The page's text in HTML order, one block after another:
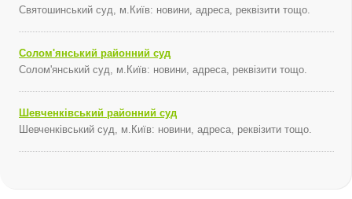
Святошинський суд, м.Київ: новини, адреса, реквізити тощо.
Солом'янський районний суд
Солом'янський суд, м.Київ: новини, адреса, реквізити тощо.
Шевченківський районний суд
Шевченківський суд, м.Київ: новини, адреса, реквізити тощо.